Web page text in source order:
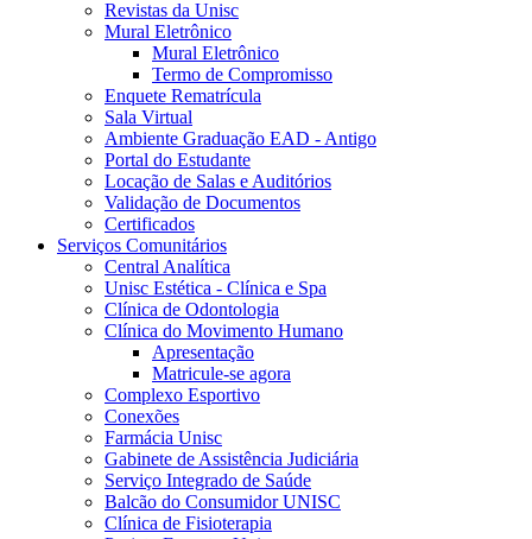
Revistas da Unisc
Mural Eletrônico
Mural Eletrônico
Termo de Compromisso
Enquete Rematrícula
Sala Virtual
Ambiente Graduação EAD - Antigo
Portal do Estudante
Locação de Salas e Auditórios
Validação de Documentos
Certificados
Serviços Comunitários
Central Analítica
Unisc Estética - Clínica e Spa
Clínica de Odontologia
Clínica do Movimento Humano
Apresentação
Matricule-se agora
Complexo Esportivo
Conexões
Farmácia Unisc
Gabinete de Assistência Judiciária
Serviço Integrado de Saúde
Balcão do Consumidor UNISC
Clínica de Fisioterapia